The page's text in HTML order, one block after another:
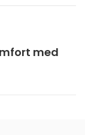
med